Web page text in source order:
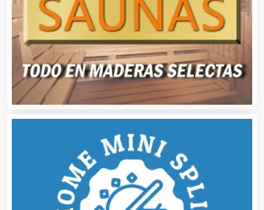
Autobuses
Automatización
Automóviles Nuevos y Usados
Autopartes Eléctricas
Avaluos